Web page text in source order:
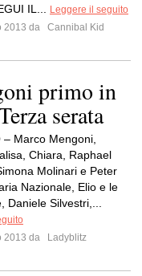
IL...
Leggere il seguito
2013 da
Cannibal Kid
primo in
serata
– Marco Mengoni,
Chiara, Raphael
Molinari e Peter
Nazionale, Elio e le
Daniele Silvestri,...
2013 da
Ladyblitz